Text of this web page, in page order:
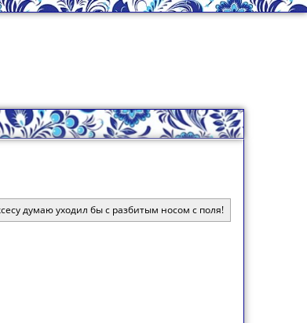
думаю уходил бы с разбитым носом с поля!